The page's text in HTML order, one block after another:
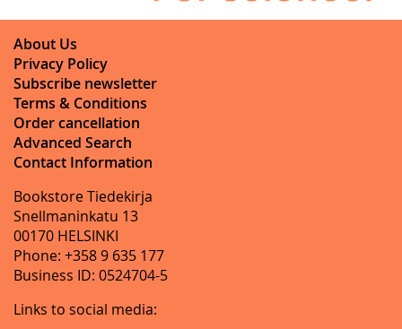
About Us
Privacy Policy
Subscribe newsletter
Terms & Conditions
Order cancellation
Advanced Search
Contact Information
Bookstore Tiedekirja
Snellmaninkatu 13
00170 HELSINKI
Phone: +358 9 635 177
Business ID: 0524704-5
Links to social media: